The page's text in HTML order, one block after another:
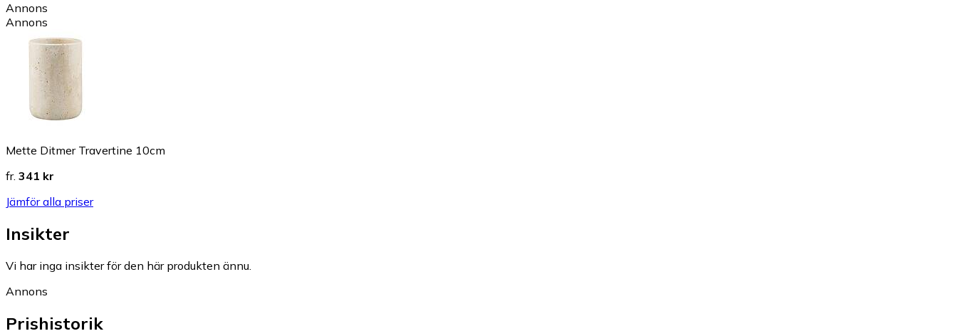
Annons
Annons
Mette Ditmer Travertine 10cm
fr. 341 kr
Jämför alla priser
Insikter
Vi har inga insikter för den här produkten ännu.
Annons
Prishistorik